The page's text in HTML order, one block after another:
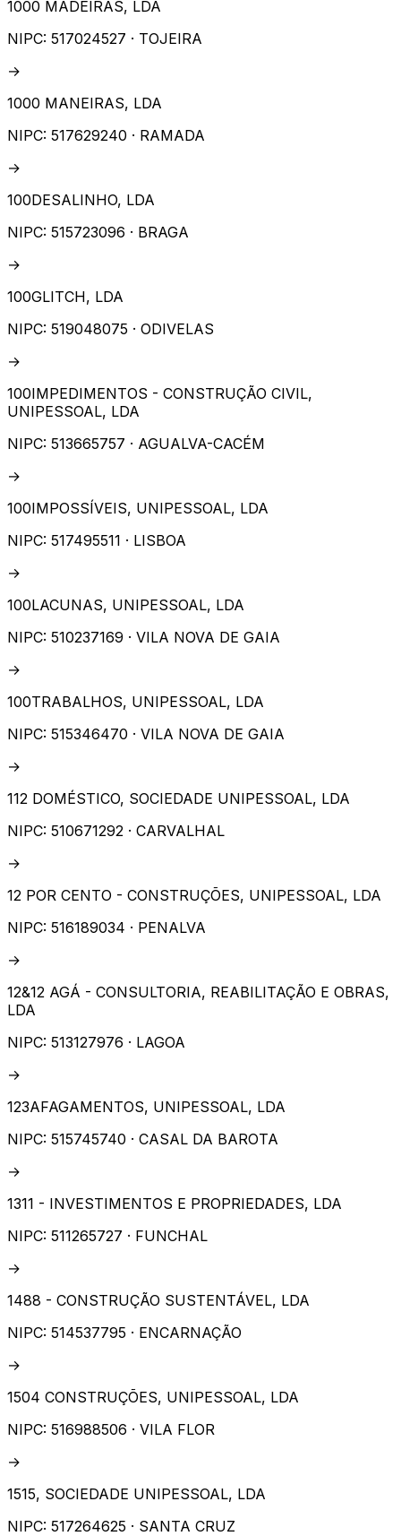
1000 MADEIRAS, LDA
NIPC: 517024527 · TOJEIRA
→
1000 MANEIRAS, LDA
NIPC: 517629240 · RAMADA
→
100DESALINHO, LDA
NIPC: 515723096 · BRAGA
→
100GLITCH, LDA
NIPC: 519048075 · ODIVELAS
→
100IMPEDIMENTOS - CONSTRUÇÃO CIVIL,
UNIPESSOAL, LDA
NIPC: 513665757 · AGUALVA-CACÉM
→
100IMPOSSÍVEIS, UNIPESSOAL, LDA
NIPC: 517495511 · LISBOA
→
100LACUNAS, UNIPESSOAL, LDA
NIPC: 510237169 · VILA NOVA DE GAIA
→
100TRABALHOS, UNIPESSOAL, LDA
NIPC: 515346470 · VILA NOVA DE GAIA
→
112 DOMÉSTICO, SOCIEDADE UNIPESSOAL, LDA
NIPC: 510671292 · CARVALHAL
→
12 POR CENTO - CONSTRUÇÕES, UNIPESSOAL, LDA
NIPC: 516189034 · PENALVA
→
12&12 AGÁ - CONSULTORIA, REABILITAÇÃO E OBRAS,
LDA
NIPC: 513127976 · LAGOA
→
123AFAGAMENTOS, UNIPESSOAL, LDA
NIPC: 515745740 · CASAL DA BAROTA
→
1311 - INVESTIMENTOS E PROPRIEDADES, LDA
NIPC: 511265727 · FUNCHAL
→
1488 - CONSTRUÇÃO SUSTENTÁVEL, LDA
NIPC: 514537795 · ENCARNAÇÃO
→
1504 CONSTRUÇÕES, UNIPESSOAL, LDA
NIPC: 516988506 · VILA FLOR
→
1515, SOCIEDADE UNIPESSOAL, LDA
NIPC: 517264625 · SANTA CRUZ